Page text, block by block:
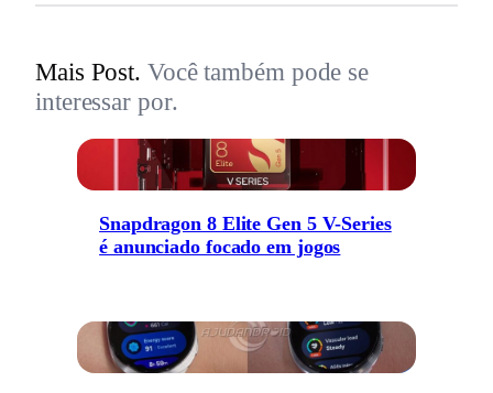
Mais Post. Você também pode se
interessar por.
Snapdragon 8 Elite Gen 5 V-Series
é anunciado focado em jogos